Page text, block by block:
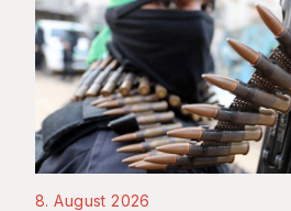
8. August 2026